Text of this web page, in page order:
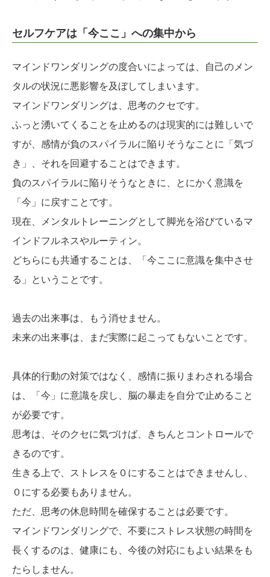
セルフケアは「今ここ」への集中から
マインドワンダリングの度合いによっては、自己のメン
タルの状況に悪影響を及ぼしてしまいます。
マインドワンダリングは、思考のクセです。
ふっと湧いてくることを止めるのは現実的には難しいで
すが、感情が負のスパイラルに陥りそうなことに「気づ
き」、それを回避することはできます。
負のスパイラルに陥りそうなときに、とにかく意識を
「今」に戻すことです。
現在、メンタルトレーニングとして脚光を浴びているマ
インドフルネスやルーティン。
どちらにも共通することは、「今ここに意識を集中させ
る」ということです。
過去の出来事は、もう消せません。
未来の出来事は、まだ実際に起こってもないことです。
具体的行動の対策ではなく、感情に振りまわされる場合
は、「今」に意識を戻し、脳の暴走を自分で止めること
が必要です。
思考は、そのクセに気づけば、きちんとコントロールで
きるのです。
生きる上で、ストレスを０にすることはできませんし、
０にする必要もありません。
ただ、思考の休息時間を確保することは必要です。
マインドワンダリングで、不要にストレス状態の時間を
長くするのは、健康にも、今後の対応にもよい結果をも
たらしません。